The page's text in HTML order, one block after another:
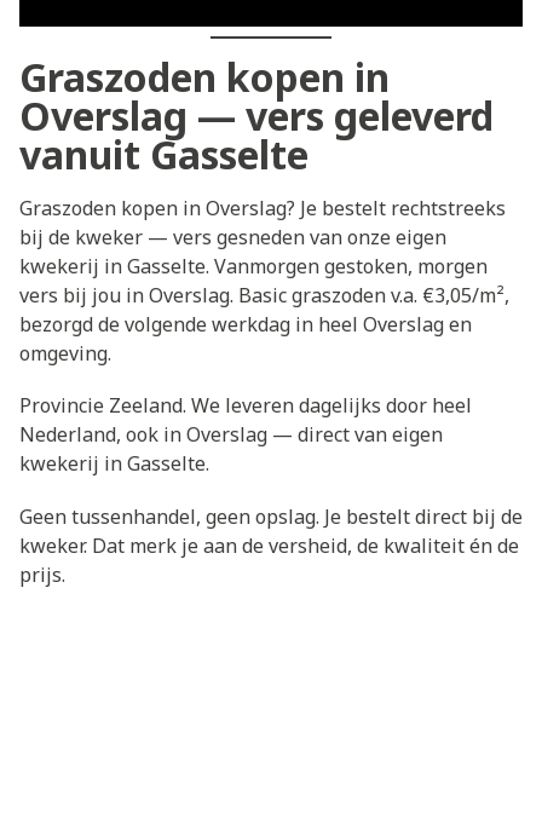
Graszoden kopen in
Overslag — vers geleverd
vanuit Gasselte
Graszoden kopen in Overslag? Je bestelt rechtstreeks
bij de kweker — vers gesneden van onze eigen
kwekerij in Gasselte. Vanmorgen gestoken, morgen
vers bij jou in Overslag. Basic graszoden v.a. €3,05/m²,
bezorgd de volgende werkdag in heel Overslag en
omgeving.
Provincie Zeeland. We leveren dagelijks door heel
Nederland, ook in Overslag — direct van eigen
kwekerij in Gasselte.
Geen tussenhandel, geen opslag. Je bestelt direct bij de
kweker. Dat merk je aan de versheid, de kwaliteit én de
prijs.